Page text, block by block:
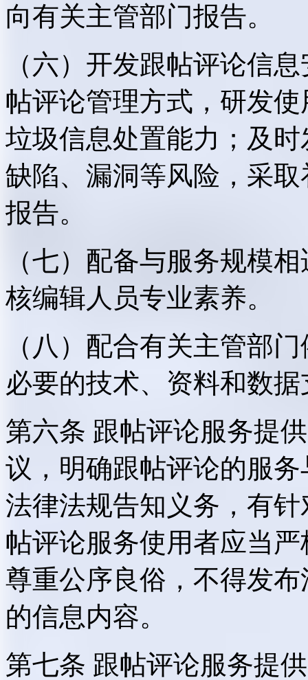
向有关主管部门报告。
（六）开发跟帖评论信
帖评论管理方式，研发
垃圾信息处置能力；及
缺陷、漏洞等风险，采
报告。
（七）配备与服务规模
核编辑人员专业素养。
（八）配合有关主管部
必要的技术、资料和数
第六条 跟帖评论服务提
议，明确跟帖评论的服
法律法规告知义务，有
帖评论服务使用者应当
尊重公序良俗，不得发
的信息内容。
第七条 跟帖评论服务提